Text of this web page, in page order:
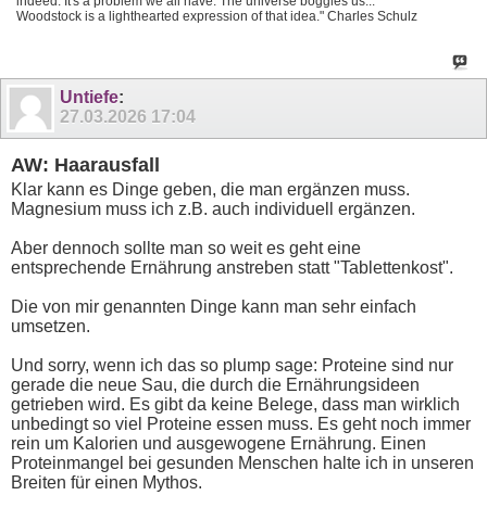
Woodstock is a lighthearted expression of that idea." Charles Schulz
Untiefe:
27.03.2026 17:04
AW: Haarausfall
Klar kann es Dinge geben, die man ergänzen muss.
Magnesium muss ich z.B. auch individuell ergänzen.
Aber dennoch sollte man so weit es geht eine
entsprechende Ernährung anstreben statt "Tablettenkost".
Die von mir genannten Dinge kann man sehr einfach
umsetzen.
Und sorry, wenn ich das so plump sage: Proteine sind nur
gerade die neue Sau, die durch die Ernährungsideen
getrieben wird. Es gibt da keine Belege, dass man wirklich
unbedingt so viel Proteine essen muss. Es geht noch immer
rein um Kalorien und ausgewogene Ernährung. Einen
Proteinmangel bei gesunden Menschen halte ich in unseren
Breiten für einen Mythos.